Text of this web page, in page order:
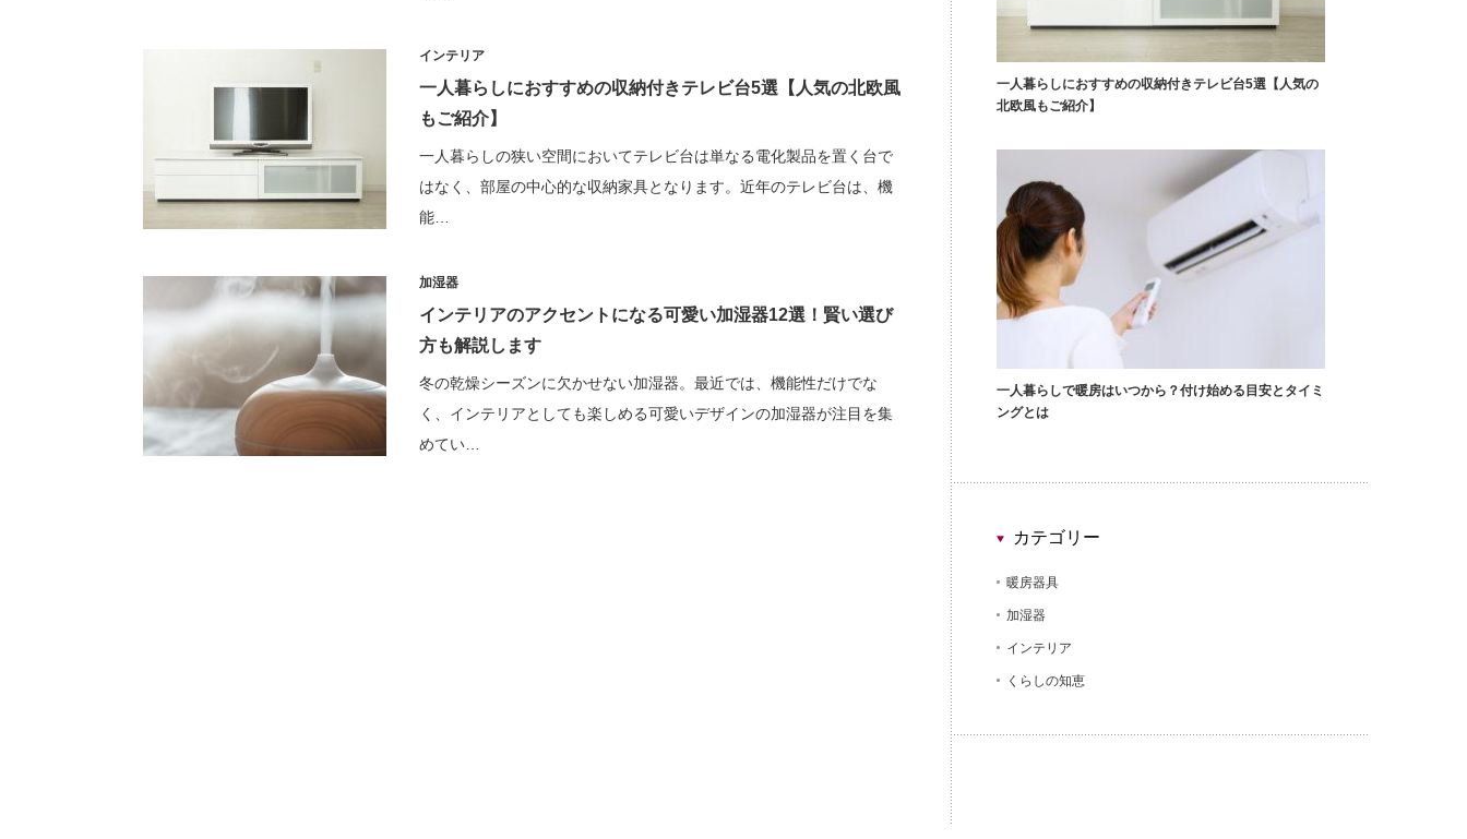
インテリア
一人暮らしにおすすめの収納付きテレビ台5選【人気の北欧風
もご紹介】
一人暮らしの狭い空間においてテレビ台は単なる電化製品を置く台で
はなく、部屋の中心的な収納家具となります。近年のテレビ台は、機
能…
加湿器
インテリアのアクセントになる可愛い加湿器12選！賢い選び
方も解説します
冬の乾燥シーズンに欠かせない加湿器。最近では、機能性だけでな
く、インテリアとしても楽しめる可愛いデザインの加湿器が注目を集
めてい…
一人暮らしにおすすめの収納付きテレビ台5選【人気の
北欧風もご紹介】
一人暮らしで暖房はいつから？付け始める目安とタイミ
ングとは
カテゴリー
暖房器具
加湿器
インテリア
くらしの知恵